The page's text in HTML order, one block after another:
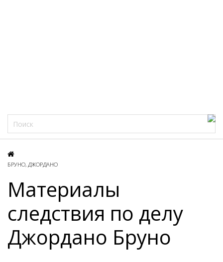
БРУНО, ДЖОРДАНО
Материалы
следствия по делу
Джордано Бруно